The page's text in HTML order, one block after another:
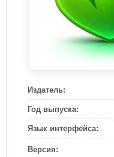
Издатель:
Год выпуска:
Язык интерфейса:
Версия: